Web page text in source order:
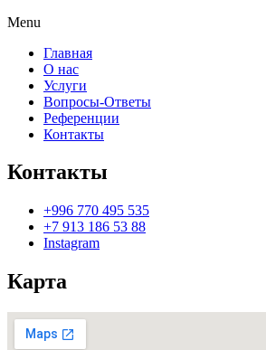
Menu
Главная
О нас
Услуги
Вопросы-Ответы
Референции
Контакты
Контакты
+996 770 495 535
+7 913 186 53 88
Instagram
Карта